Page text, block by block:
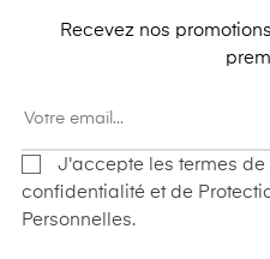
Recevez nos
J'accepte les termes de
confidentialité et de
Personnelles.